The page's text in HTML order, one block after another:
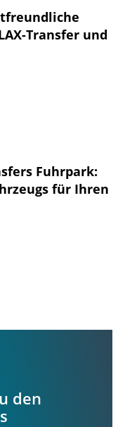
Transfer und
Fuhrpark:
für Ihren
den